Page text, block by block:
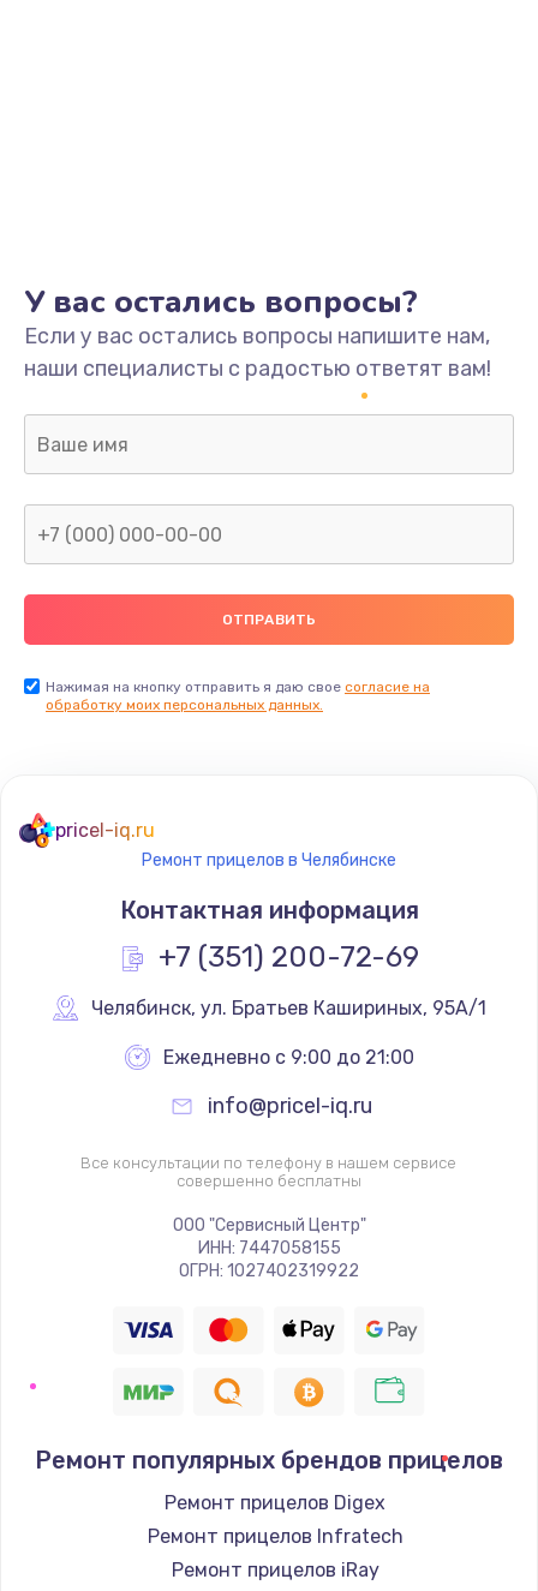
У вас остались вопросы?
Если у вас остались вопросы напишите нам,
наши специалисты с радостью ответят вам!
Нажимая на кнопку отправить я даю свое согласие на
обработку моих персональных данных.
pricel-iq.ru
Ремонт прицелов в Челябинске
Контактная информация
+7 (351) 200-72-69
Челябинск, ул. Братьев Кашириных, 95А/1
Ежедневно с 9:00 до 21:00
info@pricel-iq.ru
Все консультации по телефону в нашем сервисе
совершенно бесплатны
ООО "Сервисный Центр"
ИНН: 7447058155
ОГРН: 1027402319922
Ремонт популярных брендов прицелов
Ремонт прицелов Digex
Ремонт прицелов Infratech
Ремонт прицелов iRay